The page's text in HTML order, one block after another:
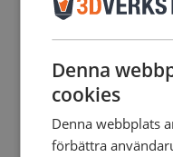
ARTEC LEO- 3D
478500,00 SEKinkl.
382800,00SEK
Denna
cookies
Denna webbplats
förbättra